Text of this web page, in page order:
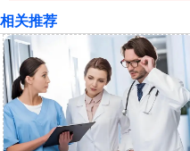
相关推荐